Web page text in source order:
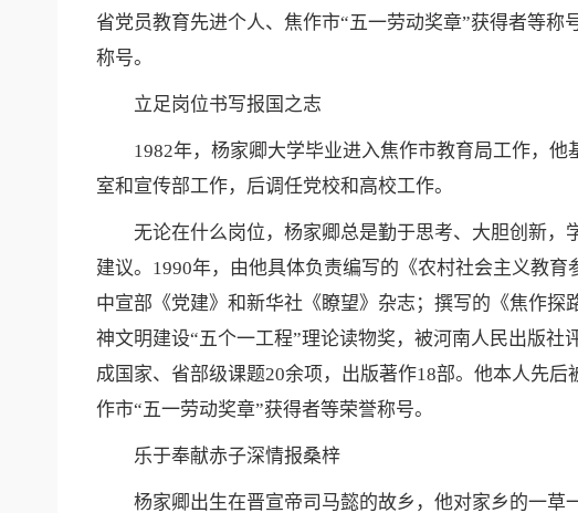
省党员教育先进个人、焦作市“五一劳动奖章”获得者等
称号。
立足岗位书写报国之志
1982年，杨家卿大学毕业进入焦作市教育局工作，他
室和宣传部工作，后调任党校和高校工作。
无论在什么岗位，杨家卿总是勤于思考、大胆创新，
建议。1990年，由他具体负责编写的《农村社会主义教
中宣部《党建》和新华社《瞭望》杂志；撰写的《焦作
神文明建设“五个一工程”理论读物奖，被河南人民出版
成国家、省部级课题20余项，出版著作18部。他本人先
作市“五一劳动奖章”获得者等荣誉称号。
乐于奉献赤子深情报桑梓
杨家卿出生在晋宣帝司马懿的故乡，他对家乡的一草